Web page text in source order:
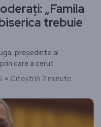
„Famila
trebuie
preşedinte al
care a cerut
Citești în 2 minute